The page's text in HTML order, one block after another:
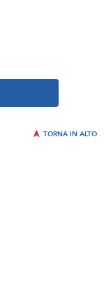
TORNA IN ALTO